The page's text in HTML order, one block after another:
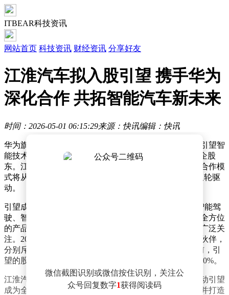
ITBEAR科技资讯
网站首页 科技资讯 财经资讯 分享好友
江淮汽车拟入股引望 携手华为
深化合作 共拓智能汽车新未来
时间：2026-05-01 06:15:29来源：快讯编辑：快讯
华为旗下专注于智能汽车解决方案业务的核心企业——引望智
能技术有限公司（以下简称“引望”），或将迎来新的车企股
东。江淮汽车正筹划入股引望，这一举动标志着双方的合作模
式将从单纯的业务合作升级为“业务合作+股权合作”的双轮驱
动。
引望成立于2024年1月，由华为全资控股，致力于提供智能驾
驶、智能座舱、智能车控、智能车云以及智能车载光等全方位
的产品和解决方案。自成立以来，引望便吸引了业界的广泛关
注。2025年，赛力斯和阿维塔作为华为智驾的重要合作伙伴，
分别斥资115亿元入股引望，成为其首批车企股东。目前，引
望的股权结构为华为持股80%，赛力斯和阿维塔各持股10%。
江淮汽车此次入股引望，旨在与现有股东携手，共同推动引望
成为全球领先的汽车智能驾驶系统及部件产业领导者，并打造
微信截图识别或微信按住识别，关注公
众号回复数字1获得阅读码